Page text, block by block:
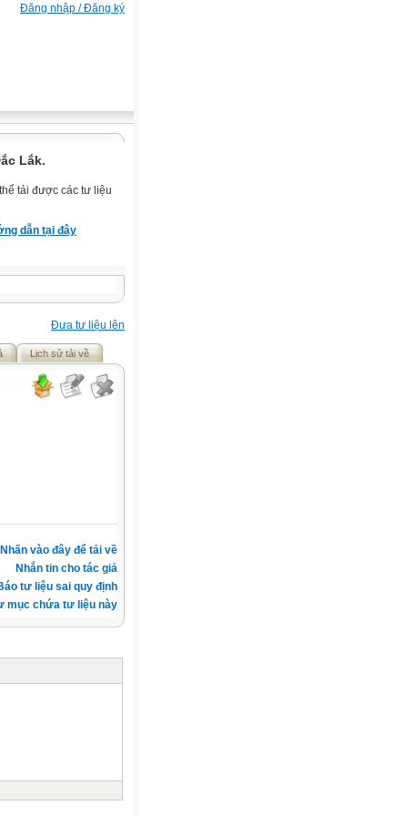
Đăng nhập / Đăng ký
Lắk.
tải được các tư liệu
dẫn tại đây
Đưa tư liệu lên
Lịch sử tải về
Nhấn vào đây để tải về
Nhắn tin cho tác giả
tư liệu sai quy định
mục chứa tư liệu này